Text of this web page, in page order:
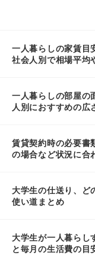
一人暮らしの家賃目
社会人別で相場平均
一人暮らしの部屋の
人別におすすめの広
賃貸契約時の必要書
の場合など状況に合
大学生の仕送り、ど
使い道まとめ
大学生が一人暮らし
と毎月の生活費の目